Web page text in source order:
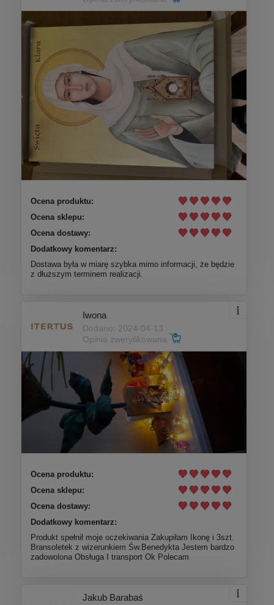
Ocena produktu:
Ocena sklepu:
Ocena dostawy:
Dodatkowy komentarz:
Dostawa była w miarę szybka mimo informacji, że będzie
z dłuższym terminem realizacji.
Iwona
Dodano: 2024-04-13
Opinia zweryfikowana
Ocena produktu:
Ocena sklepu:
Ocena dostawy:
Dodatkowy komentarz:
Produkt spełnił moje oczekiwania Zakupiłam Ikonę i 3szt.
Bransoletek z wizerunkiem Św.Benedykta Jestem bardzo
zadowolona Obsługa I transport Ok Polecam
Jakub Barabaś